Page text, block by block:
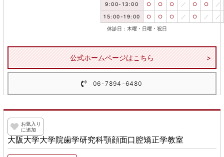
9:00-13:00 ○ ○ ○ ／ ○ ○ ／
15:00-19:00 ○ ○ ○ ／ ○ ／ ／
休診日：木曜・日曜・祝日
公式ホームページはこちら
06-7894-6480
お気入り
に追加
大阪大学大学院歯学研究科顎顔面口腔矯正学教室